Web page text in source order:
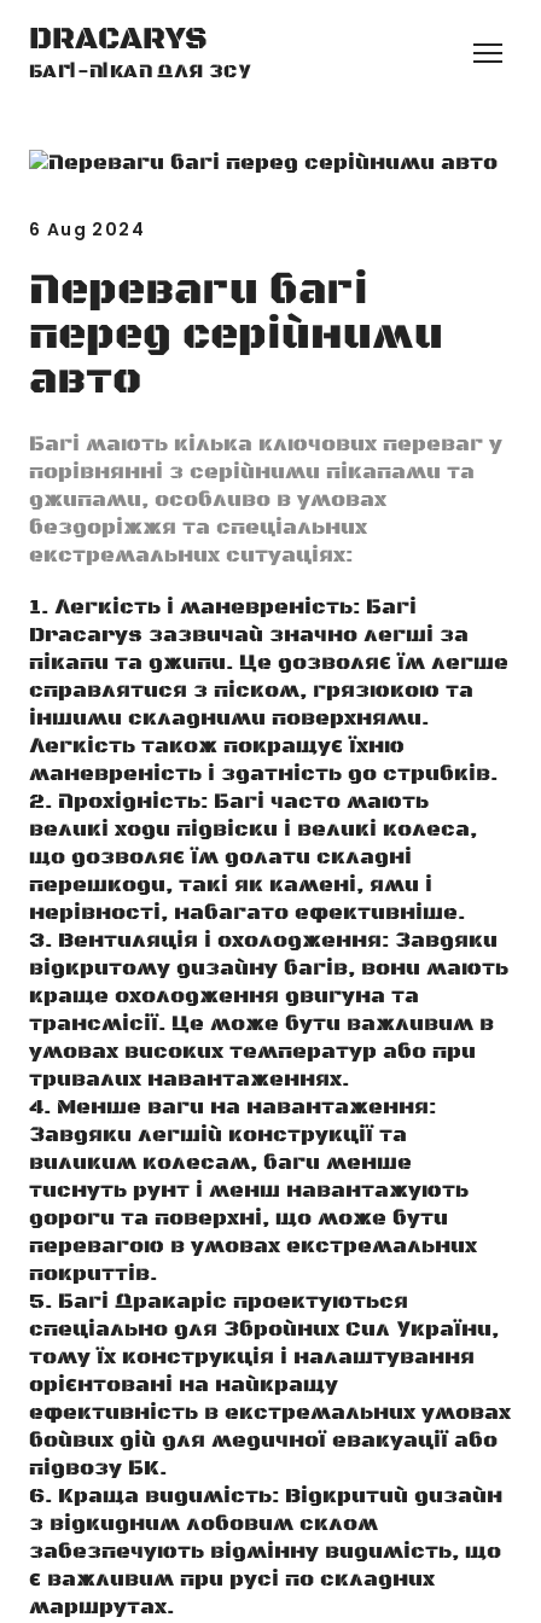
DRACARYS
БАГІ-ПІКАП ДЛЯ ЗСУ
6 Aug 2024
Переваги багі
перед серійними
авто
Багі мають кілька ключових переваг у
порівнянні з серійними пікапами та
джипами, особливо в умовах
бездоріжжя та спеціальних
екстремальних ситуаціях:
Легкість і маневреність: Багі
Dracarys зазвичай значно легші за
пікапи та джипи. Це дозволяє їм легше
справлятися з піском, грязюкою та
іншими складними поверхнями.
Легкість також покращує їхню
маневреність і здатність до стрибків.
Прохідність: Багі часто мають
великі ходи підвіски і великі колеса,
що дозволяє їм долати складні
перешкоди, такі як камені, ями і
нерівності, набагато ефективніше.
Вентиляція і охолодження: Завдяки
відкритому дизайну багів, вони мають
краще охолодження двигуна та
трансмісії. Це може бути важливим в
умовах високих температур або при
тривалих навантаженнях.
Менше ваги на навантаження:
Завдяки легшій конструкції та
виликим колесам, баги менше
тиснуть ґрунт і менш навантажують
дороги та поверхні, що може бути
перевагою в умовах екстремальних
покриттів.
Багі Дракаріс проектуються
спеціально для Збройних Сил України,
тому їх конструкція і налаштування
орієнтовані на найкращу
ефективність в екстремальних умовах
бойвих дій для медичної евакуації або
підвозу БК.
Краща видимість: Відкритий дизайн
з відкидним лобовим склом
забезпечують відмінну видимість, що
є важливим при русі по складних
маршрутах.